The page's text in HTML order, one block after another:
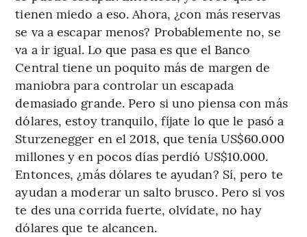
tienen miedo a eso. Ahora, ¿con más reservas
se va a escapar menos? Probablemente no, se
va a ir igual. Lo que pasa es que el Banco
Central tiene un poquito más de margen de
maniobra para controlar un escapada
demasiado grande. Pero si uno piensa con más
dólares, estoy tranquilo, fíjate lo que le pasó a
Sturzenegger en el 2018, que tenía US$60.000
millones y en pocos días perdió US$10.000.
Entonces, ¿más dólares te ayudan? Sí, pero te
ayudan a moderar un salto brusco. Pero si vos
te des una corrida fuerte, olvídate, no hay
dólares que te alcancen.